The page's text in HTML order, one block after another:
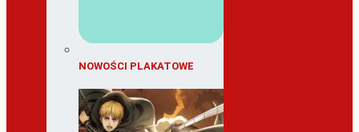
NOWOŚCI PLAKATOWE